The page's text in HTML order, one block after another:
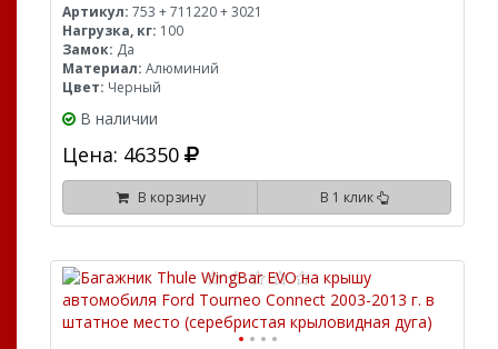
Артикул: 753 + 711220 + 3021
Нагрузка, кг: 100
Замок: Да
Материал: Алюминий
Цвет: Черный
В наличии
Цена: 46350
В корзину В 1 клик